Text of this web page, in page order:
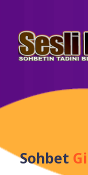
Sohbet